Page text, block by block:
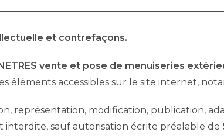
et contrefaçons.
vente et pose de menuiseries
éléments accessibles sur le site internet,
représentation, modification, publication,
interdite, sauf autorisation écrite préalable de